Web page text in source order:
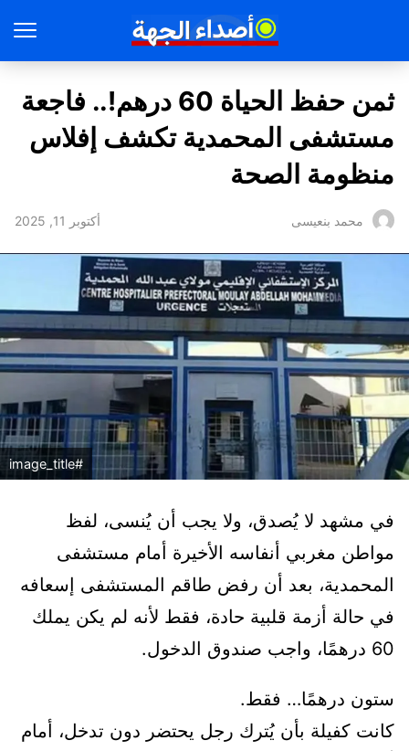
ثمن حفظ الحياة 60 درهم!.. فاجعة
مستشفى المحمدية تكشف إفلاس
منظومة الصحة
محمد بنعيسى أكتوبر 11, 2025
#image_title
في مشهد لا يُصدق، ولا يجب أن يُنسى، لفظ
مواطن مغربي أنفاسه الأخيرة أمام مستشفى
المحمدية، بعد أن رفض طاقم المستشفى إسعافه
في حالة أزمة قلبية حادة، فقط لأنه لم يكن يملك
60 درهمًا، واجب صندوق الدخول.
ستون درهمًا… فقط.
كانت كفيلة بأن يُترك رجل يحتضر دون تدخل، أمام